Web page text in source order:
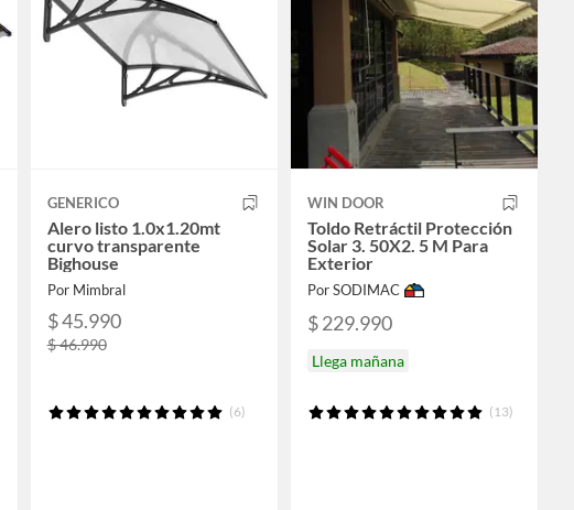
GENERICO
Alero listo 1.0x1.20mt
curvo transparente
Bighouse
Por Mimbral
$ 45.990
$ 46.990
(6)
WIN DOOR
Toldo Retráctil Protección
Solar 3. 50X2. 5 M Para
Exterior
Por SODIMAC
$ 229.990
Llega mañana
(13)